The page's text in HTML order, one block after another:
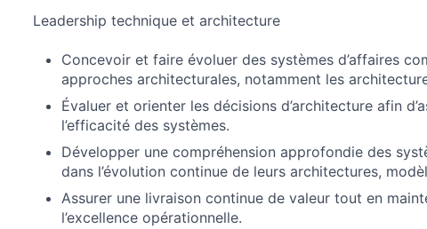
Leadership technique et architecture
Concevoir et faire évoluer des systèmes d’affaires
approches architecturales, notamment les
Évaluer et orienter les décisions d’architecture afin
l’efficacité des systèmes.
Développer une compréhension approfondie des
dans l’évolution continue de leurs architectures,
Assurer une livraison continue de valeur tout en
l’excellence opérationnelle.